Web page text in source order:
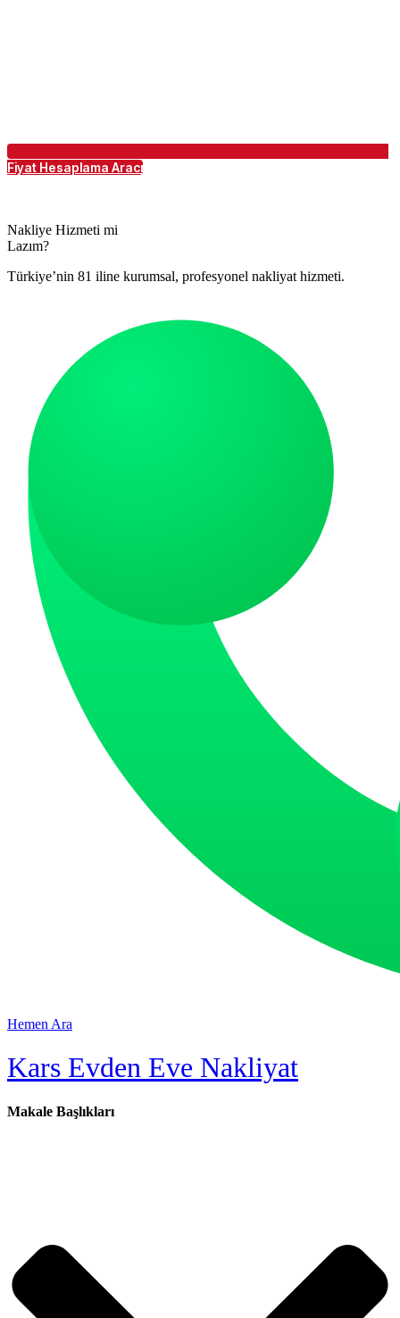
Fiyat Hesaplama Aracı
Nakliye Hizmeti mi
Lazım?
Türkiye’nin 81 iline kurumsal, profesyonel nakliyat hizmeti.
Hemen Ara
Kars Evden Eve Nakliyat
Makale Başlıkları